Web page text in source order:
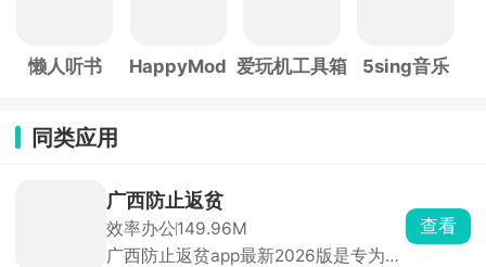
懒人听书 HappyMod 爱玩机工具箱 5sing音乐
同类应用
广西防止返贫
效率办公149.96M
广西防止返贫app最新2026版是专为广
查看